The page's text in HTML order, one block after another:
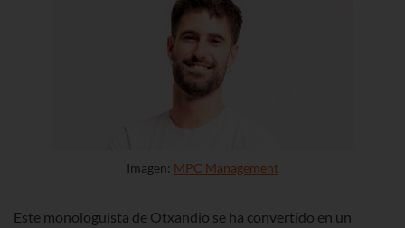
Imagen: MPC Management
Este monologuista de Otxandio se ha convertido en un